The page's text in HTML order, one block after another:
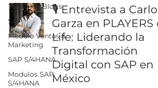
Todos los Blogs
SAP
Modulo Ventas &
Marketing
SAP S/4HANA
Modulos SAP
S/4HANA
🎙️ Entrevista a Carlos
Garza en PLAYERS
Life: Liderando la
Transformación
Digital con SAP en
México